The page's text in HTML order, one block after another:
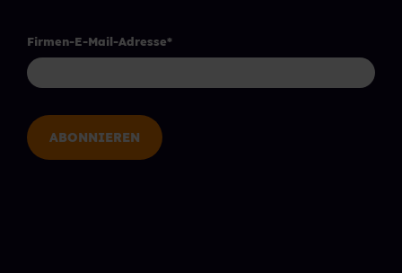
Firmen-E-Mail-Adresse*